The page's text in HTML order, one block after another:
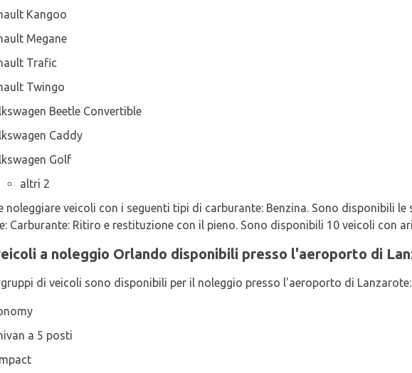
Kangoo
Megane
Trafic
Twingo
Beetle Convertible
Caddy
Golf
altri 2
noleggiare veicoli con i seguenti tipi di carburante: Benzina. Sono disponibili
Carburante: Ritiro e restituzione con il pieno. Sono disponibili 10 veicoli con
a noleggio Orlando disponibili presso l'aeroporto di
gruppi di veicoli sono disponibili per il noleggio presso l'aeroporto di Lanzarote:
a 5 posti